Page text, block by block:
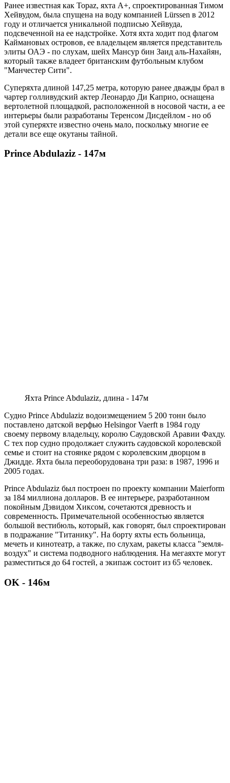
Ранее известная как Topaz, яхта A+, спроектированная Тимом
Хейвудом, была спущена на воду компанией Lürssen в 2012
году и отличается уникальной подписью Хейвуда,
подсвеченной на ее надстройке. Хотя яхта ходит под флагом
Каймановых островов, ее владельцем является представитель
элиты ОАЭ - по слухам, шейх Мансур бин Заид аль-Нахайян,
который также владеет британским футбольным клубом
"Манчестер Сити".
Суперяхта длиной 147,25 метра, которую ранее дважды брал в
чартер голливудский актер Леонардо Ди Каприо, оснащена
вертолетной площадкой, расположенной в носовой части, а ее
интерьеры были разработаны Теренсом Дисдейлом - но об
этой суперяхте известно очень мало, поскольку многие ее
детали все еще окутаны тайной.
Prince Abdulaziz - 147м
Яхта Prince Abdulaziz, длина - 147м
Судно Prince Abdulaziz водоизмещением 5 200 тонн было
поставлено датской верфью Helsingor Vaerft в 1984 году
своему первому владельцу, королю Саудовской Аравии Фахду.
С тех пор судно продолжает служить саудовской королевской
семье и стоит на стоянке рядом с королевским дворцом в
Джидде. Яхта была переоборудована три раза: в 1987, 1996 и
2005 годах.
Prince Abdulaziz был построен по проекту компании Maierform
за 184 миллиона долларов. В ее интерьере, разработанном
покойным Дэвидом Хиксом, сочетаются древность и
современность. Примечательной особенностью является
большой вестибюль, который, как говорят, был спроектирован
в подражание "Титанику". На борту яхты есть больница,
мечеть и кинотеатр, а также, по слухам, ракеты класса "земля-
воздух" и система подводного наблюдения. На мегаяхте могут
разместиться до 64 гостей, а экипаж состоит из 65 человек.
OK - 146м